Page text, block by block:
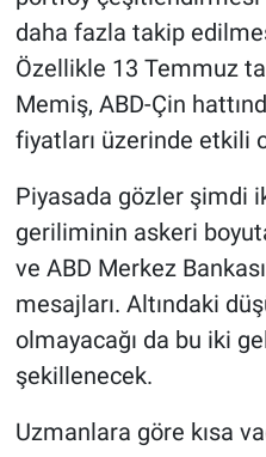
daha fazla takip
Özellikle 13 Temmuz
Memiş, ABD-Çin
fiyatları üzerinde etkili
Piyasada gözler şimdi
geriliminin askeri
ve ABD Merkez
mesajları. Altındaki
olmayacağı da bu iki
şekillenecek.
Uzmanlara göre kısa